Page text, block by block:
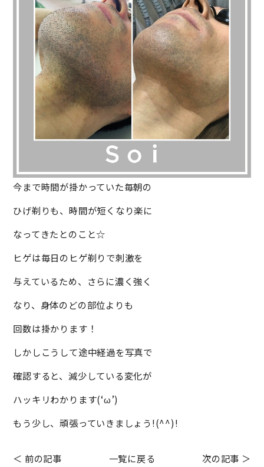
今まで時間が掛かっていた毎朝の
ひげ剃りも、時間が短くなり楽に
なってきたとのこと☆
ヒゲは毎日のヒゲ剃りで刺激を
与えているため、さらに濃く強く
なり、身体のどの部位よりも
回数は掛かります！
しかしこうして途中経過を写真で
確認すると、減少している変化が
ハッキリわかります(‘ω’)
もう少し、頑張っていきましょう!(^^)!
＜ 前の記事 一覧に戻る 次の記事 ＞